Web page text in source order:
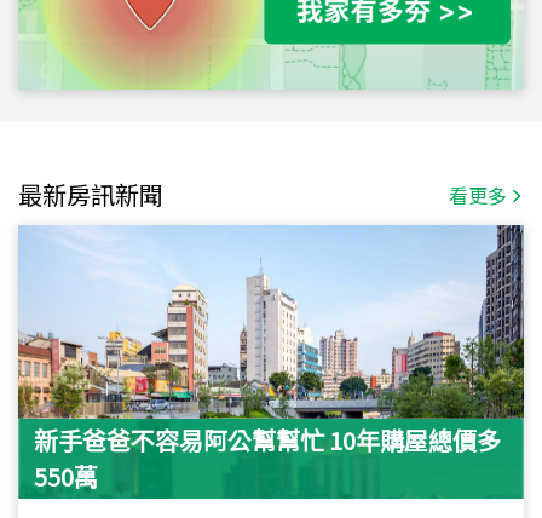
最新房訊新聞 看更多
新手爸爸不容易阿公幫幫忙 10年購屋總價多
550萬